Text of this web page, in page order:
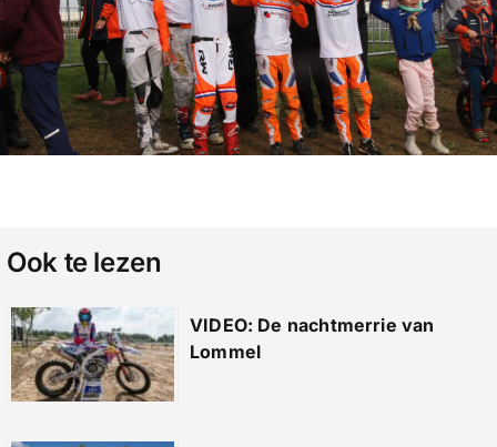
Ook te lezen
VIDEO: De nachtmerrie van
Lommel